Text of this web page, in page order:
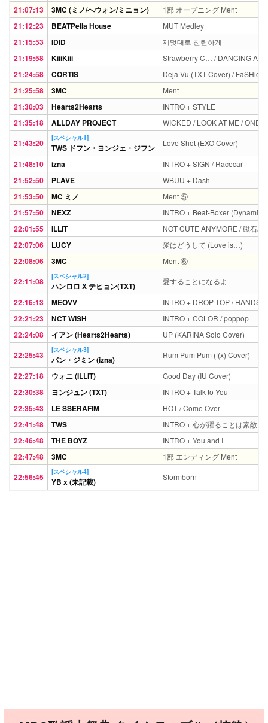
21:07:13 3MC (ミノ/へウォン/ミニョン) 1部 オープニング Ment
21:12:23 BEATPella House MUT Medley
21:15:53 IDID 제멋대로 찬란하게
21:19:58 KiiiKiii Strawberry C… / DANCING
21:24:58 CORTIS Deja Vu (TXT Cover) / FaSHioN
21:25:58 3MC Ment
21:30:03 Hearts2Hearts INTRO + STYLE
21:35:18 ALLDAY PROJECT WICKED / LOOK AT ME / ONE
21:43:20 [スペシャル1]
TWS ドフン・ヨンジェ・ジフン Love Shot (EXO Cover)
21:48:10 izna INTRO + SIGN / Racecar
21:52:50 PLAVE WBUU + Dash
21:53:50 MC ミノ Ment ⑤
21:57:50 NEXZ INTRO + Beat-Boxer (Dynamic
22:01:55 ILLIT NOT CUTE ANYMORE / 磁石
22:07:06 LUCY 愛はどうして (Love is…)
22:08:06 3MC Ment ⑥
22:11:08 [スペシャル2]
ハンロロ X テヒョン(TXT) 愛することになるよ
22:16:13 MEOVV INTRO + DROP TOP / HANDS
22:21:23 NCT WISH INTRO + COLOR / poppop
22:24:08 イアン (Hearts2Hearts) UP (KARINA Solo Cover)
22:25:43 [スペシャル3]
パン・ジミン (izna) Rum Pum Pum (f(x) Cover)
22:27:18 ウォニ (ILLIT) Good Day (IU Cover)
22:30:38 ヨンジュン (TXT) INTRO + Talk to You
22:35:43 LE SSERAFIM HOT / Come Over
22:41:48 TWS INTRO + 心が躍ることは素敵じ
22:46:48 THE BOYZ INTRO + You and I
22:47:48 3MC 1部 エンディング Ment
22:56:45 [スペシャル4]
YB x (未記載) Stormborn